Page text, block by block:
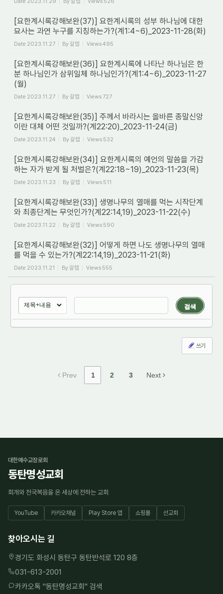
[요한계시록강해보완(37)] 요한계시록의 성부 하나님에 대한
묘사는 과연 누구를 지칭하는가?(계1:4~6)_2023-11-28(화)
Date 2023.11.27 By갈렙 Views495
[요한계시록강해보완(36)] 요한계시록에 나타난 하나님은 한
분 하나님인가 삼위일체 하나님인가?(계1:4~6)_2023-11-27
(월)
Date 2023.11.27 By갈렙 Views 727
[요한계시록강해보완(35)] 주께서 바라시는 올바른 종말신앙
이란 대체 어떤 것일까?(계22:20)_2023-11-24(금)
Date 2023.11.24 By갈렙 Views 532
[요한계시록강해보완(34)] 요한계시록의 예언의 말씀을 가감
하는 자가 받게 될 처벌은?(계22:18~19)_2023-11-23(목)
Date 2023.11.23 By갈렙 Views 511
[요한계시록강해보완(33)] 생명나무의 열매를 먹는 시작단계
와 최종단계는 무엇인가?(계22:14,19)_2023-11-22(수)
Date 2023.11.22 By갈렙 Views 590
[요한계시록강해보완(32)] 어떻게 하면 나도 생명나무의 열매
를 먹을 수 있는가?(계22:14,19)_2023-11-21(화)
Date 2023.11.21 By갈렙 Views 555
검색
쓰기
Prev 1 2 3 Next
대한예수교장로회
동탄명성교회
회개와 천국복음을 온 세상에 전하는 교회
YouTube 카카오채널 Play Store 앱 쇼핑몰 선교회
찾아오시는 길
경기도 화성시 동탄구 동탄반석로 120 8층
031-613-2001
카카오톡 "동탄명성교회" 검색